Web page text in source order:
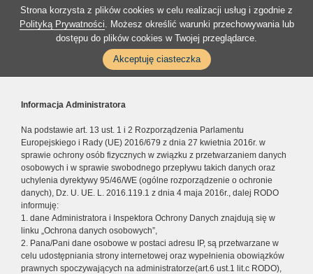
Strona korzysta z plików cookies w celu realizacji usług i zgodnie z
Polityką Prywatności. Możesz określić warunki przechowywania lub
dostępu do plików cookies w Twojej przeglądarce.
Akceptuję ciasteczka
Informacja Administratora
Na podstawie art. 13 ust. 1 i 2 Rozporządzenia Parlamentu
Europejskiego i Rady (UE) 2016/679 z dnia 27 kwietnia 2016r. w
sprawie ochrony osób fizycznych w związku z przetwarzaniem danych
osobowych i w sprawie swobodnego przepływu takich danych oraz
uchylenia dyrektywy 95/46/WE (ogólne rozporządzenie o ochronie
danych), Dz. U. UE. L. 2016.119.1 z dnia 4 maja 2016r., dalej RODO
informuję:
1. dane Administratora i Inspektora Ochrony Danych znajdują się w
linku „Ochrona danych osobowych”,
2. Pana/Pani dane osobowe w postaci adresu IP, są przetwarzane w
celu udostępniania strony internetowej oraz wypełnienia obowiązków
prawnych spoczywających na administratorze(art.6 ust.1 lit.c RODO),